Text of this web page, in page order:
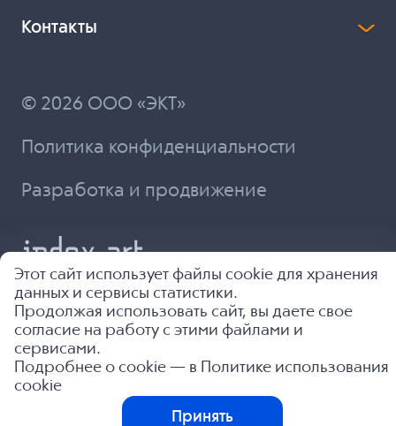
Контакты
© 2026 ООО «ЭКТ»
Политика конфиденциальности
Разработка и продвижение
Этот сайт использует файлы cookie для хранения
данных и сервисы статистики.
Продолжая использовать сайт, вы даете свое
согласие на работу с этими файлами и
сервисами.
Подробнее о cookie — в
Политике использования
cookie
Принять